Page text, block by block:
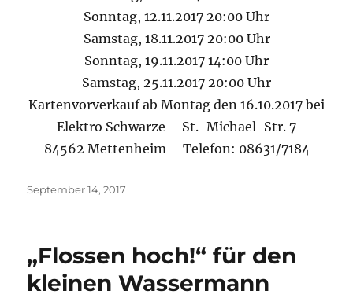
Sonntag, 12.11.2017 20:00 Uhr
Samstag, 18.11.2017 20:00 Uhr
Sonntag, 19.11.2017 14:00 Uhr
Samstag, 25.11.2017 20:00 Uhr
Kartenvorverkauf ab Montag den 16.10.2017 bei
Elektro Schwarze – St.-Michael-Str. 7
84562 Mettenheim – Telefon: 08631/7184
Veröffentlicht
September 14, 2017
„Flossen hoch!“ für den
kleinen Wassermann